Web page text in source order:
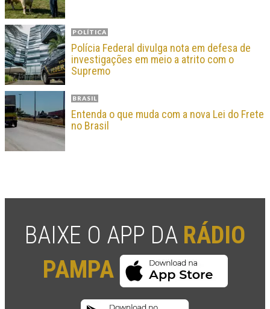
POLÍTICA
Polícia Federal divulga nota em defesa de
investigações em meio a atrito com o
Supremo
BRASIL
Entenda o que muda com a nova Lei do Frete
no Brasil
BAIXE O APP DA RÁDIO
PAMPA